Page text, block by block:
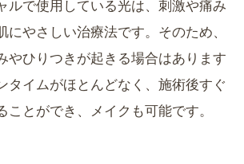
ルで使用している光は、刺激や痛み
にやさしい治療法です。そのため、
やひりつきが起きる場合はあります
タイムがほとんどなく、施術後すぐ
ことができ、メイクも可能です。